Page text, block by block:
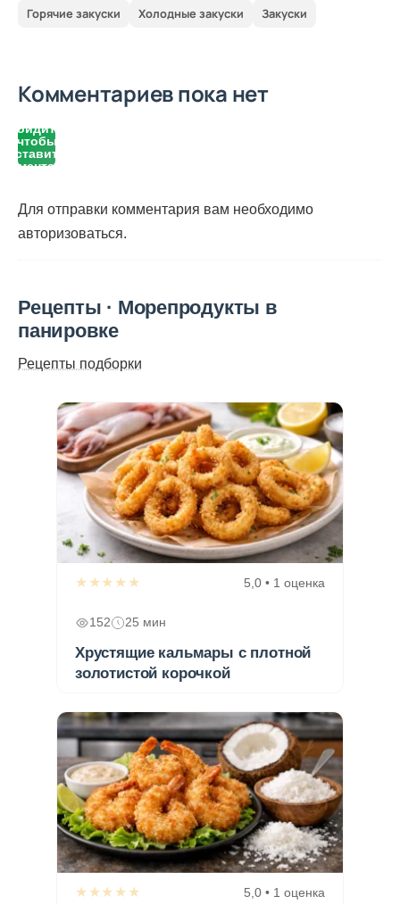
Горячие закуски Холодные закуски Закуски
Комментариев пока нет
Войдите,
чтобы
оставить
Для отправки комментария вам необходимо
авторизоваться.
Рецепты · Морепродукты в
панировке
Рецепты подборки
★★★★★ 5,0 • 1 оценка
152 25 мин
Хрустящие кальмары с плотной
золотистой корочкой
★★★★★ 5,0 • 1 оценка